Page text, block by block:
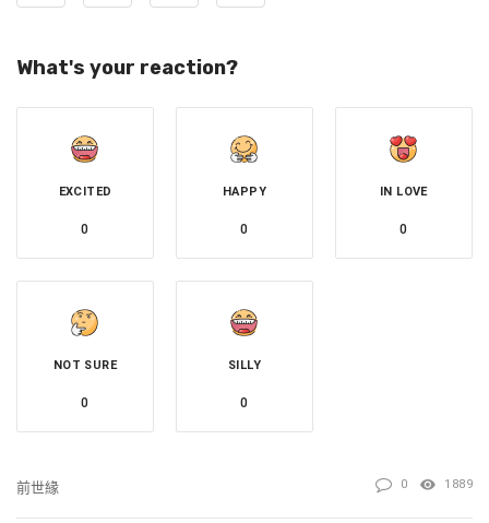
常常一見鍾情，覺得似曾相識。
前世所有的相遇都是久別重逢，今生所有的經歷都是上
What's your reaction?
EXCITED
0
HAPPY
0
IN LOVE
0
NOT SURE
0
SILLY
0
前世緣 0 1889